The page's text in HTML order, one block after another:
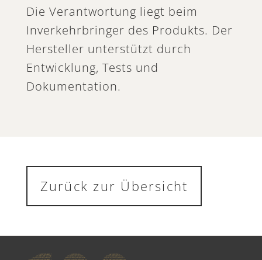
Die Verantwortung liegt beim
Inverkehrbringer des Produkts. Der
Hersteller unterstützt durch
Entwicklung, Tests und
Dokumentation.
Zurück zur Übersicht